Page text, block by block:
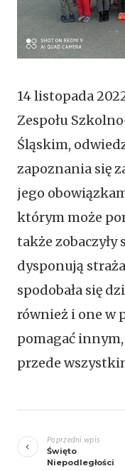
14 listopada
Zespołu
Śląskim,
zapoznania się
jego
którym może
także
dysponują
spodobała się
również i one w
pomagać
przede
wpisyPoprzedni wpis
Święto
Niepodległości